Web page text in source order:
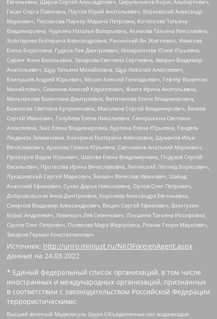
Евгеньевна, Щаров Сергей Алексадрович, Цирульников Борис Альбертович,
Гасан Ольга Павловна, Паутов Юрий Анатольевич, Верховский Александр
Маркович, Пислакова-Паркер Марина Петровна, Кочеткова Татьяна
Владимировна, Чуркина Наталья Валерьевна, Акимова Татьяна Николаевна,
Золотарева Екатерина Александровна, Рачинский Ян Збигневич, Жемкова
Елена Борисовна, Гудков Лев Дмитриевич, Илларионова Юлия Юрьевна,
Саранг Анна Васильевна, Захарова Светлана Сергеевна, Аверин Владимир
Анатольевич, Щур Татьяна Михайловна, Щур Николай Алексеевич,
Блинушов Андрей Юрьевич, Мосин Алексей Геннадьевич, Гефтер Валентин
Михайлович, Симонов Алексей Кириллович, Флиге Ирина Анатольевна,
Мельникова Валентина Дмитриевна, Вититинова Елена Владимировна,
Баженова Светлана Куприяновна, Максимов Сергей Владимирович, Беляев
Сергей Иванович, Голубева Елена Николаевна, Ганнушкина Светлана
Алексеевна, Закс Елена Владимировна, Буртина Елена Юрьевна, Гендель
Людмила Залмановна, Кокорина Екатерина Алексеевна, Шуманов Илья
Вячеславович, Арапова Галина Юрьевна, Свечников Анатолий Мариевич,
Прохоров Вадим Юрьевич, Шахова Елена Владимировна, Подузов Сергей
Васильевич, Протасова Ирина Вячеславовна, Литинский Леонид Борисович,
Лукашевский Сергей Маркович, Бахмин Вячеслав Иванович, Шабад
Анатолий Ефимович, Сухих Дарья Николаевна, Орлов Олег Петрович,
Добровольская Анна Дмитриевна, Королева Александра Евгеньевна,
Смирнов Владимир Александрович, Вицин Сергей Ефимович, Золотухин
Борис Андреевич, Левинсон Лев Семенович, Локшина Татьяна Иосифовна,
Орлов Олег Петрович, Полякова Мара Федоровна, Резник Генри Маркович,
Захаров Герман Константинович
Источник: http://unro.minjust.ru/NKOForeignAgent.aspx
данные на 24.03.2022
* Единый федеральный список организаций, в том числе
иностранных и международных организаций, признанных
в соответствии с законодательством Российской Федерации
террористическими:
Высший военный Маджлисуль Шура Объединенных сил моджахедов